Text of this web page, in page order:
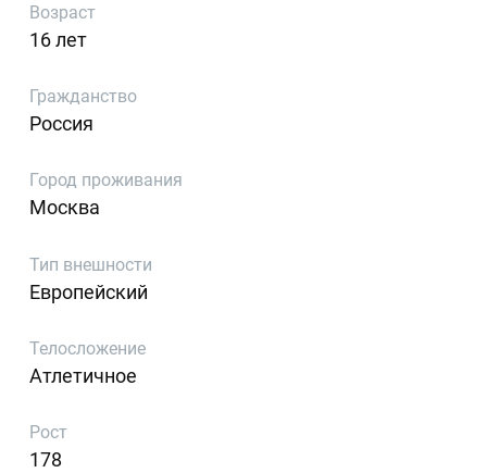
Возраст
16 лет
Гражданство
Россия
Город проживания
Москва
Тип внешности
Европейский
Телосложение
Атлетичное
Рост
178